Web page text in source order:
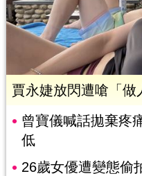
賈永婕放閃遭嗆「
曾寶儀喊話拋棄
低
26歲女優遭變態偷